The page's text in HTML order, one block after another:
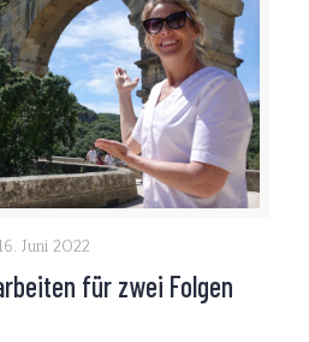
Juni 2022
für zwei Folgen